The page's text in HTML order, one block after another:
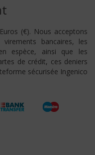
(€). Nous acceptons
bancaires, les
espèce, ainsi que les
de crédit, ces deniers
sécurisée Ingenico